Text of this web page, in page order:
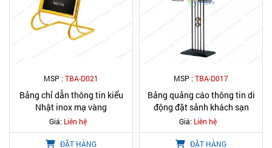
MSP :TBA-D021
Bảng chỉ dẫn thông tin kiểu
Nhật inox mạ vàng
Giá: Liên hệ
ĐẶT HÀNG
MSP :TBA-D017
Bảng quảng cáo thông tin di
động đặt sảnh khách sạn
Giá: Liên hệ
ĐẶT HÀNG